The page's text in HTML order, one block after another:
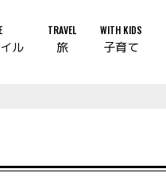
ル
TRAVEL
旅
WITH KIDS
子育て